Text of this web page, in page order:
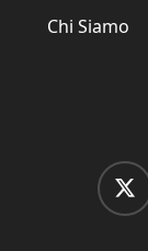
Chi Siamo
x-
twitter